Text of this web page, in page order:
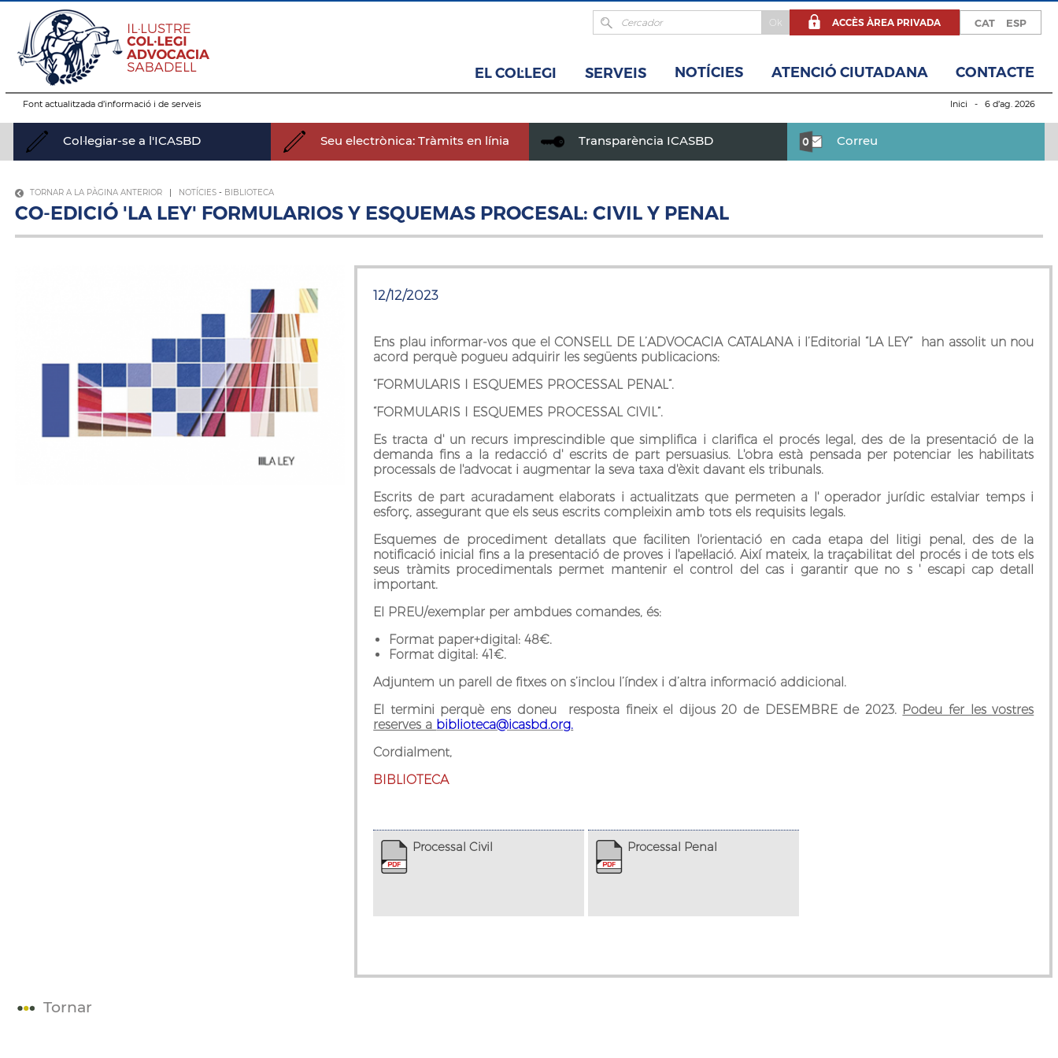
ESP
CAT
ACCÈS ÀREA PRIVADA
EL COL·LEGI SERVEIS NOTÍCIES ATENCIÓ CIUTADANA CONTACTE
Font actualitzada d’informació i de serveis Inici - 6 d’ag. 2026
Col·legiar-se a l'ICASBD Seu electrònica: Tràmits en línia Transparència ICASBD Correu
TORNAR A LA PÀGINA ANTERIOR| NOTÍCIES- BIBLIOTECA
CO-EDICIÓ 'LA LEY' FORMULARIOS Y ESQUEMAS PROCESAL: CIVIL Y PENAL
12/12/2023
Ens plau informar-vos que el CONSELL DE L’ADVOCACIA CATALANA i l’Editorial “LA LEY” han assolit un nou
acord perquè pogueu adquirir les següents publicacions:
“FORMULARIS I ESQUEMES PROCESSAL PENAL”.
“FORMULARIS I ESQUEMES PROCESSAL CIVIL”.
Es tracta d' un recurs imprescindible que simplifica i clarifica el procés legal, des de la presentació de la
demanda fins a la redacció d' escrits de part persuasius. L'obra està pensada per potenciar les habilitats
processals de l'advocat i augmentar la seva taxa d'èxit davant els tribunals.
Escrits de part acuradament elaborats i actualitzats que permeten a l' operador jurídic estalviar temps i
esforç, assegurant que els seus escrits compleixin amb tots els requisits legals.
Esquemes de procediment detallats que faciliten l'orientació en cada etapa del litigi penal, des de la
notificació inicial fins a la presentació de proves i l'apel·lació. Així mateix, la traçabilitat del procés i de tots els
seus tràmits procedimentals permet mantenir el control del cas i garantir que no s ' escapi cap detall
important.
El PREU/exemplar per ambdues comandes, és:
Format paper+digital: 48€.
Format digital: 41€.
Adjuntem un parell de fitxes on s’inclou l’índex i d’altra informació addicional.
El termini perquè ens doneu resposta fineix el dijous 20 de DESEMBRE de 2023. Podeu fer les vostres
reserves a biblioteca@icasbd.org.
Cordialment,
BIBLIOTECA
Processal Civil Processal Penal
Tornar